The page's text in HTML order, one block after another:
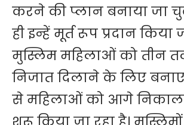
करने की प्लान बनाया जा
ही इन्हें मूर्त रूप प्रदान किया
मुस्लिम महिलाओं को तीन
निजात दिलाने के लिए
से महिलाओं को आगे